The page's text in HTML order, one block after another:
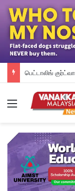
Menu